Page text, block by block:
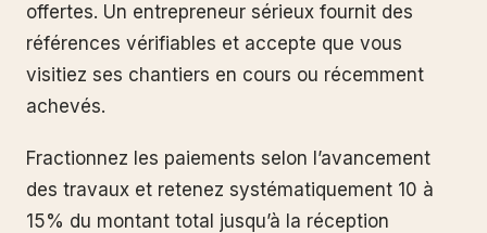
offertes. Un entrepreneur sérieux fournit des
références vérifiables et accepte que vous
visitiez ses chantiers en cours ou récemment
achevés.
Fractionnez les paiements selon l’avancement
des travaux et retenez systématiquement 10 à
15% du montant total jusqu’à la réception